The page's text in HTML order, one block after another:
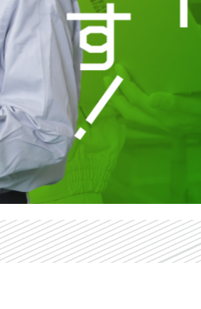
る作業です！
ット
押すだけ
の場所に置く
た流れの作業
でもOK！
業は避けたい
（土日休み希望）
！